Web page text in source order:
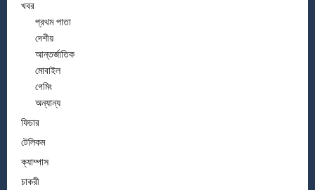
খবর
প্রথম পাতা
দেশীয়
আন্তর্জাতিক
মোবাইল
গেমিং
অন্যান্য
ফিচার
টেলিকম
ক্যাম্পাস
চাকরী